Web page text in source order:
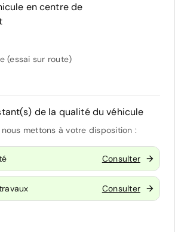
en centre de
(essai sur route)
de la qualité du véhicule
mettons à votre disposition :
Consulter
Consulter